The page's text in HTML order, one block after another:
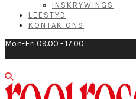
INSKRYWINGS
LEESTYD
KONTAK ONS
Mon-Fri 09.00 - 17.00